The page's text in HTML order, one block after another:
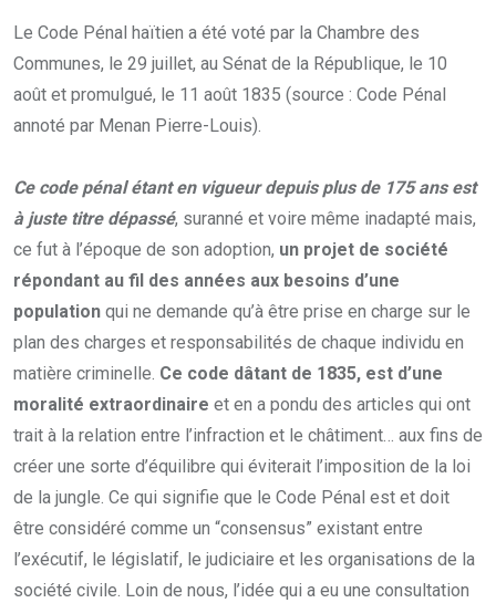
Le Code Pénal haïtien a été voté par la Chambre des
Communes, le 29 juillet, au Sénat de la République, le 10
août et promulgué, le 11 août 1835 (source : Code Pénal
annoté par Menan Pierre-Louis).
Ce code pénal étant en vigueur depuis plus de 175 ans est
à juste titre dépassé, suranné et voire même inadapté mais,
ce fut à l’époque de son adoption, un projet de société
répondant au fil des années aux besoins d’une
population qui ne demande qu’à être prise en charge sur le
plan des charges et responsabilités de chaque individu en
matière criminelle. Ce code dâtant de 1835, est d’une
moralité extraordinaire et en a pondu des articles qui ont
trait à la relation entre l’infraction et le châtiment… aux fins de
créer une sorte d’équilibre qui éviterait l’imposition de la loi
de la jungle. Ce qui signifie que le Code Pénal est et doit
être considéré comme un “consensus” existant entre
l’exécutif, le législatif, le judiciaire et les organisations de la
société civile. Loin de nous, l’idée qui a eu une consultation